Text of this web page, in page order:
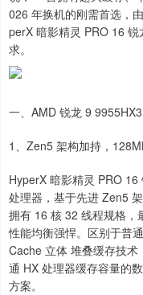
026 年换机的刚需首选，
perX 暗影精灵 PRO 16
求。
一、AMD 锐龙 9
1、Zen5 架构加持，
HyperX 暗影精灵 PRO
处理器，基于先进 Zen5
拥有 16 核 32 线程规格，
性能均衡强悍。区别于普
Cache 立体 堆叠缓存技
通 HX 处理器缓存容量的
方案。